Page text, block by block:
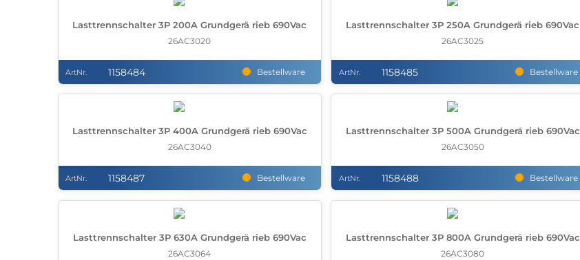
Lasttrennschalter 3P 200A Grundgerä rieb 690Vac
26AC3020
ArtNr. 1158484 Bestellware
Lasttrennschalter 3P 250A Grundgerä rieb 690Vac
26AC3025
ArtNr. 1158485 Bestellware
Lasttrennschalter 3P 400A Grundgerä rieb 690Vac
26AC3040
ArtNr. 1158487 Bestellware
Lasttrennschalter 3P 500A Grundgerä rieb 690Vac
26AC3050
ArtNr. 1158488 Bestellware
Lasttrennschalter 3P 630A Grundgerä rieb 690Vac
26AC3064
Lasttrennschalter 3P 800A Grundgerä rieb 690Vac
26AC3080